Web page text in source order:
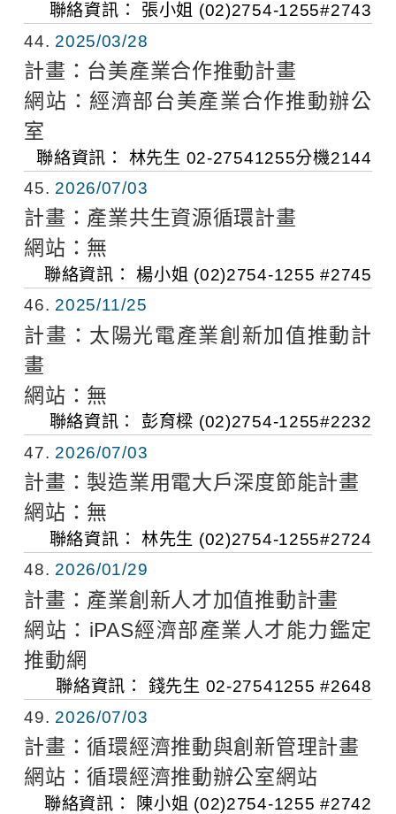
聯絡資訊： 張小姐 (02)2754-1255#2743
44
2025/03/28
計畫： 台美產業合作推動計畫
網站： 經濟部台美產業合作推動辦公
室
聯絡資訊： 林先生 02-27541255分機2144
45
2026/07/03
計畫： 產業共生資源循環計畫
網站： 無
聯絡資訊：楊小姐 (02)2754-1255 #2745
46
2025/11/25
計畫： 太陽光電產業創新加值推動計
畫
網站： 無
聯絡資訊： 彭育樑 (02)2754-1255#2232
47
2026/07/03
計畫： 製造業用電大戶深度節能計畫
網站： 無
聯絡資訊： 林先生 (02)2754-1255#2724
48
2026/01/29
計畫： 產業創新人才加值推動計畫
網站： iPAS經濟部產業人才能力鑑定
推動網
聯絡資訊： 錢先生 02-27541255 #2648
49
2026/07/03
計畫：循環經濟推動與創新管理計畫
網站：循環經濟推動辦公室網站
聯絡資訊： 陳小姐 (02)2754-1255 #2742